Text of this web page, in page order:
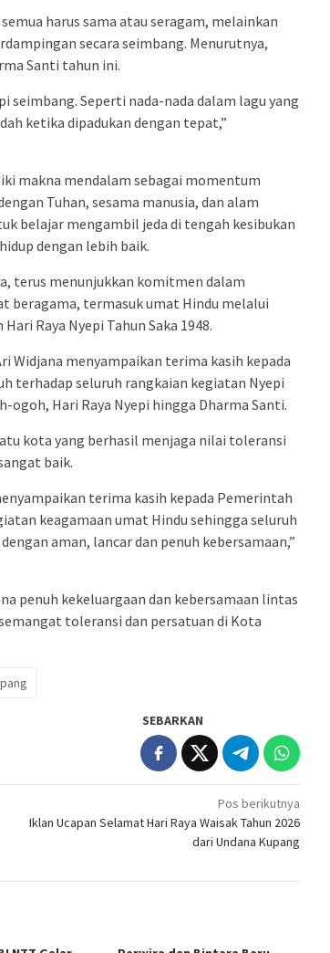
harus sama atau seragam, melainkan
secara seimbang. Menurutnya,
Santi tahun ini.
Seperti nada-nada dalam lagu yang
ketika dipadukan dengan tepat,”
makna mendalam sebagai momentum
Tuhan, sesama manusia, dan alam
belajar mengambil jeda di tengah kesibukan
dengan lebih baik.
terus menunjukkan komitmen dalam
beragama, termasuk umat Hindu melalui
Raya Nyepi Tahun Saka 1948.
Widjana menyampaikan terima kasih kepada
terhadap seluruh rangkaian kegiatan Nyepi
ogoh, Hari Raya Nyepi hingga Dharma Santi.
kota yang berhasil menjaga nilai toleransi
baik.
terima kasih kepada Pemerintah
keagamaan umat Hindu sehingga seluruh
aman, lancar dan penuh kebersamaan,”
penuh kekeluargaan dan kebersamaan lintas
toleransi dan persatuan di Kota
SEBARKAN
Pos berikutnya
Iklan Ucapan Selamat Hari Raya Waisak Tahun 2026
dari Undana Kupang